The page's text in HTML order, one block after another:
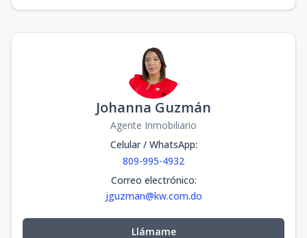
Johanna Guzmán
Agente Inmobiliario
Celular / WhatsApp:
809-995-4932
Correo electrónico:
jguzman@kw.com.do
Llámame